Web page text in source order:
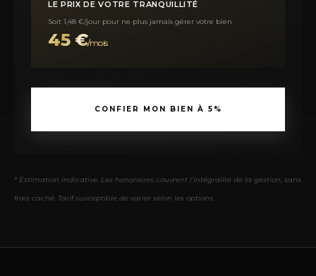
LE PRIX DE VOTRE TRANQUILLITÉ
Soit 1,48 €/jour pour ne plus jamais gérer votre bien
45 €/mois
CONFIER MON BIEN À 5%
* Estimation indicative. Les honoraires couvrent l'intégralité de la gestion, sans
frais caché. Tarif susceptible de varier selon les options.